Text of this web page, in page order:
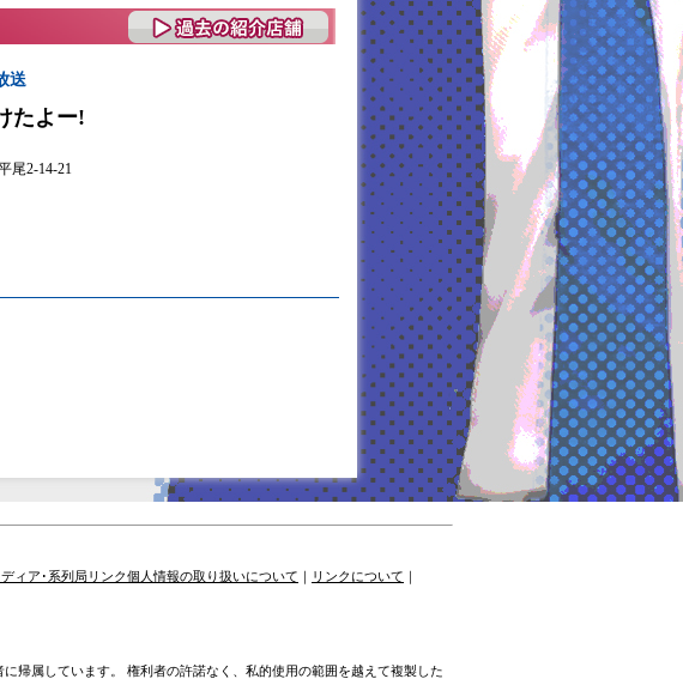
送
たよー!
尾2-14-21
ィア･系列局リンク個人情報の取り扱いについて ｜ リンクについて ｜
帰属しています。 権利者の許諾なく、私的使用の範囲を越えて複製した